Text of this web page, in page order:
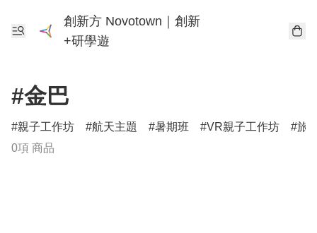
創新方 Novotown｜創新
+研學遊
#金巴
親子工作坊 航天主題 暑期班 VR親子工作坊
旅
0項 商品